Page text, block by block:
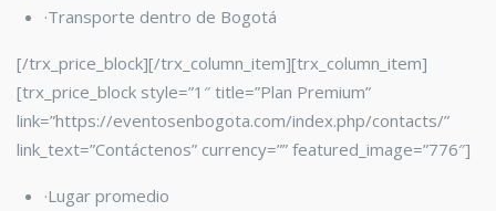
·Transporte dentro de Bogotá
[/trx_price_block][/trx_column_item][trx_column_item]
[trx_price_block style=”1″ title=”Plan Premium”
link=”https://eventosenbogota.com/index.php/contacts/”
link_text=”Contáctenos” currency=”” featured_image=”776″]
·Lugar promedio